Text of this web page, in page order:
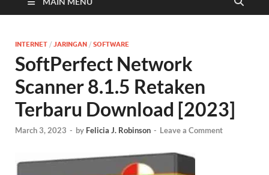
INTERNET / JARINGAN / SOFTWARE
SoftPerfect Network
Scanner 8.1.5 Retaken
Terbaru Download [2023]
March 3, 2023 - by Felicia J. Robinson - Leave a Comment